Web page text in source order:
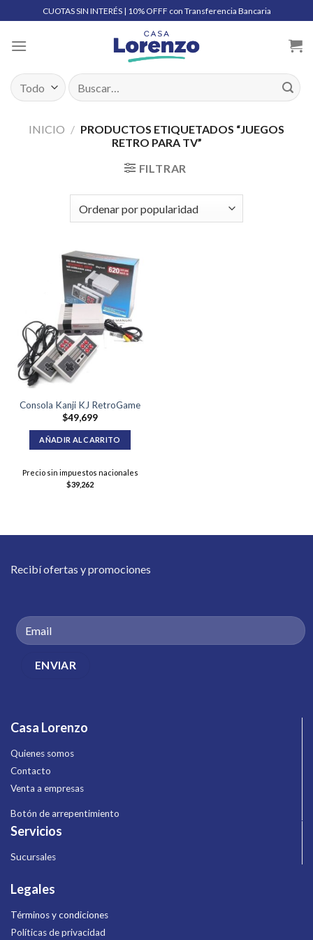
to
content
CUOTAS SIN INTERÉS | 10% OFFF con Transferencia Bancaria
Buscar
por:
INICIO / PRODUCTOS ETIQUETADOS “JUEGOS
RETRO PARA TV”
FILTRAR
Consola Kanji KJ RetroGame
$49,699
AÑADIR AL CARRITO
Precio sin impuestos nacionales
$39,262
Recibí ofertas y promociones
Casa Lorenzo
Quienes somos
Contacto
Venta a empresas
Botón de arrepentimiento
Servicios
Sucursales
Legales
Términos y condiciones
Políticas de privacidad